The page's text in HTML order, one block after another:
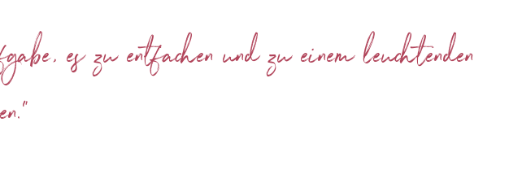
es zu entfachen und zu einem leuchtenden